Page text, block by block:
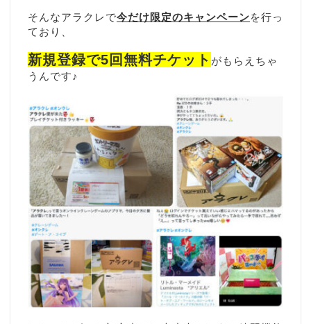
そんなアラクレで今だけ限定のキャンペーンを行っ
ており、
新規登録で5回無料チケット がもらえちゃ
うんです♪